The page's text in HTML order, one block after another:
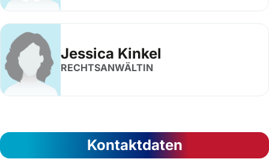
Jessica Kinkel
RECHTSANWÄLTIN
Kontaktdaten